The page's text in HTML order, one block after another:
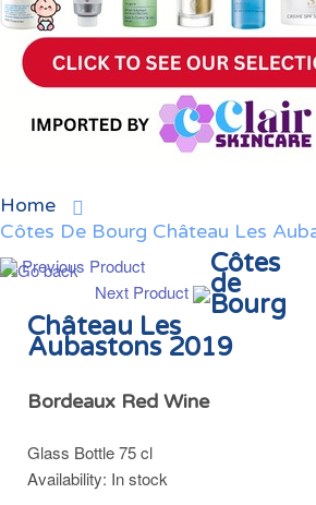
Home
Côtes De Bourg Château Les
Previous Product
Next Product
Côtes
de
Bourg
Château Les
Aubastons 2019
Bordeaux Red Wine
Glass Bottle 75 cl
Availability: In stock